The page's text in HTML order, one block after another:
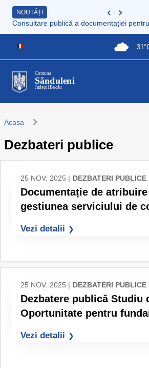
NOUTĂȚI
Comuna
Sănduleni
Județul Bacău
Acasa
Dezbateri publice
25 NOV. 2025 | DEZBATERI PUBLICE
Documentație de
gestiunea serviciului de
Vezi detalii
25 NOV. 2025 | DEZBATERI PUBLICE
Dezbatere publică Studiu
Oportunitate pentru
a activității de colectare
Vezi detalii